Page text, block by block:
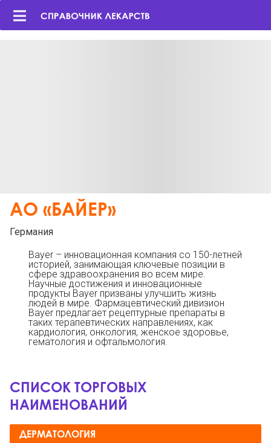
АО «БАЙЕР»
Германия
Bayer – инновационная компания со 150-летней
историей, занимающая ключевые позиции в
сфере здравоохранения во всем мире.
Научные достижения и инновационные
продукты Bayer призваны улучшить жизнь
людей в мире. Фармацевтический дивизион
Bayer предлагает рецептурные препараты в
таких терапевтических направлениях, как
кардиология, онкология, женское здоровье,
гематология и офтальмология.
СПИСОК ТОРГОВЫХ
НАИМЕНОВАНИЙ
ДЕРМАТОЛОГИЯ